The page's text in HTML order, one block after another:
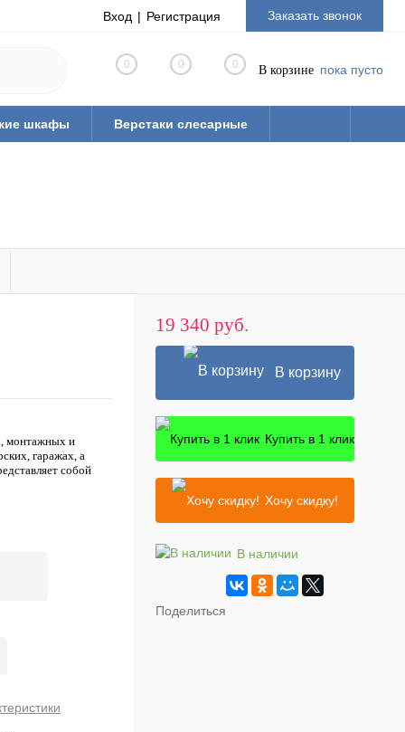
Вход Регистрация Заказать звонок
0 0 0 В корзине пока пусто
шкафы Верстаки слесарные
монтажных и
гаражах, а
собой
19 340 руб.
В корзину
Купить в 1 клик
Хочу скидку!
В наличии
Поделиться